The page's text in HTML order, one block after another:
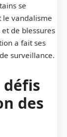
se
vandalisme
et de blessures
a fait ses
surveillance.
défis
des